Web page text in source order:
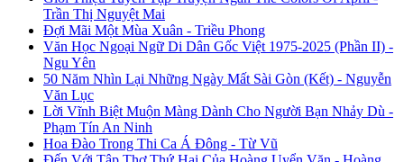
Trần Thị Nguyệt Mai
Đợi Mãi Một Mùa Xuân - Triều Phong
Văn Học Ngoại Ngữ Di Dân Gốc Việt 1975-2025 (Phần II) -
Ngu Yên
50 Năm Nhìn Lại Những Ngày Mất Sài Gòn (Kết) - Nguyễn
Văn Lục
Lời Vĩnh Biệt Muộn Màng Dành Cho Người Bạn Nhảy Dù -
Phạm Tín An Ninh
Hoa Đào Trong Thi Ca Á Đông - Từ Vũ